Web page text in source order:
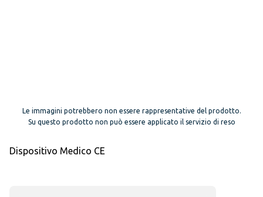
Le immagini potrebbero non essere rappresentative del prodotto.
Su questo prodotto non può essere applicato il servizio di reso
Dispositivo Medico CE